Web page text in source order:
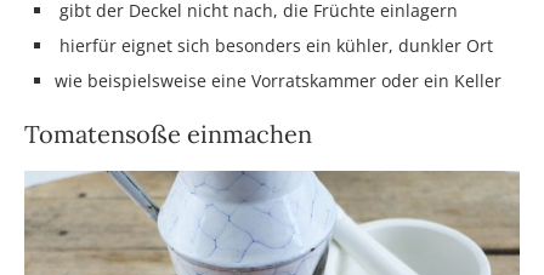
gibt der Deckel nicht nach, die Früchte einlagern
hierfür eignet sich besonders ein kühler, dunkler Ort
wie beispielsweise eine Vorratskammer oder ein Keller
Tomatensoße einmachen